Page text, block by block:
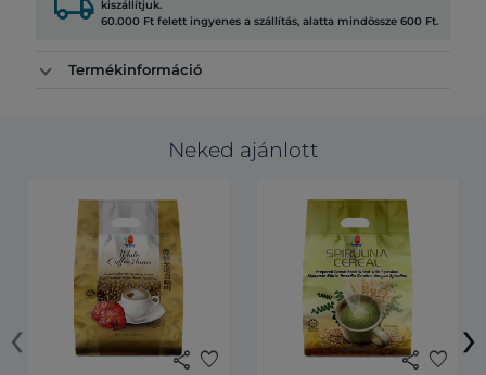
kiszállítjuk.
60.000 Ft felett ingyenes a szállítás, alatta mindössze 600 Ft.
Termékinformáció
Neked ajánlott
share favorite share favorite
‹ ›